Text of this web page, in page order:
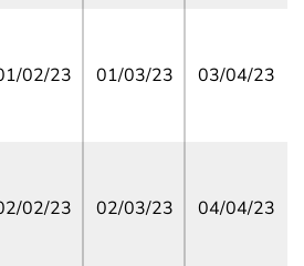
02/23 01/03/23 03/04/23
02/23 02/03/23 04/04/23